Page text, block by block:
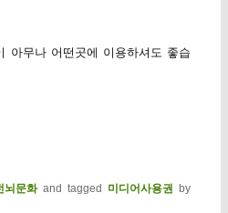
아무나 어떤곳에 이용하셔도 좋습
뇌문화and tagged 미디어사용권 by